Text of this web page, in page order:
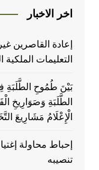
اخر الاخبار
إعادة القاصرين
التعليمات
بَيْنَ طُمُوحِ الطَّلَبَةِ
الطَّلَبَةِ وَصَوَارِيخِ
الْإِعْلَامُ مَشَارِيعَ
إحباط محاولة
تنصيبه